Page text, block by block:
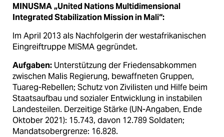
MINUSMA„United Nations Multidimensional
Integrated Stabilization Mission in Mali“:
Im April 2013 als Nachfolgerin der westafrikanischen
Eingreiftruppe MISMA gegründet.
Aufgaben: Unterstützung der Friedensabkommen
zwischen Malis Regierung, bewaffneten Gruppen,
Tuareg-Rebellen; Schutz von Zivilisten und Hilfe beim
Staatsaufbau und sozialer Entwicklung in instabilen
Landesteilen. Derzeitige Stärke (UN-Angaben, Ende
Oktober 2021): 15.743, davon 12.789 Soldaten;
Mandatsobergrenze: 16.828.